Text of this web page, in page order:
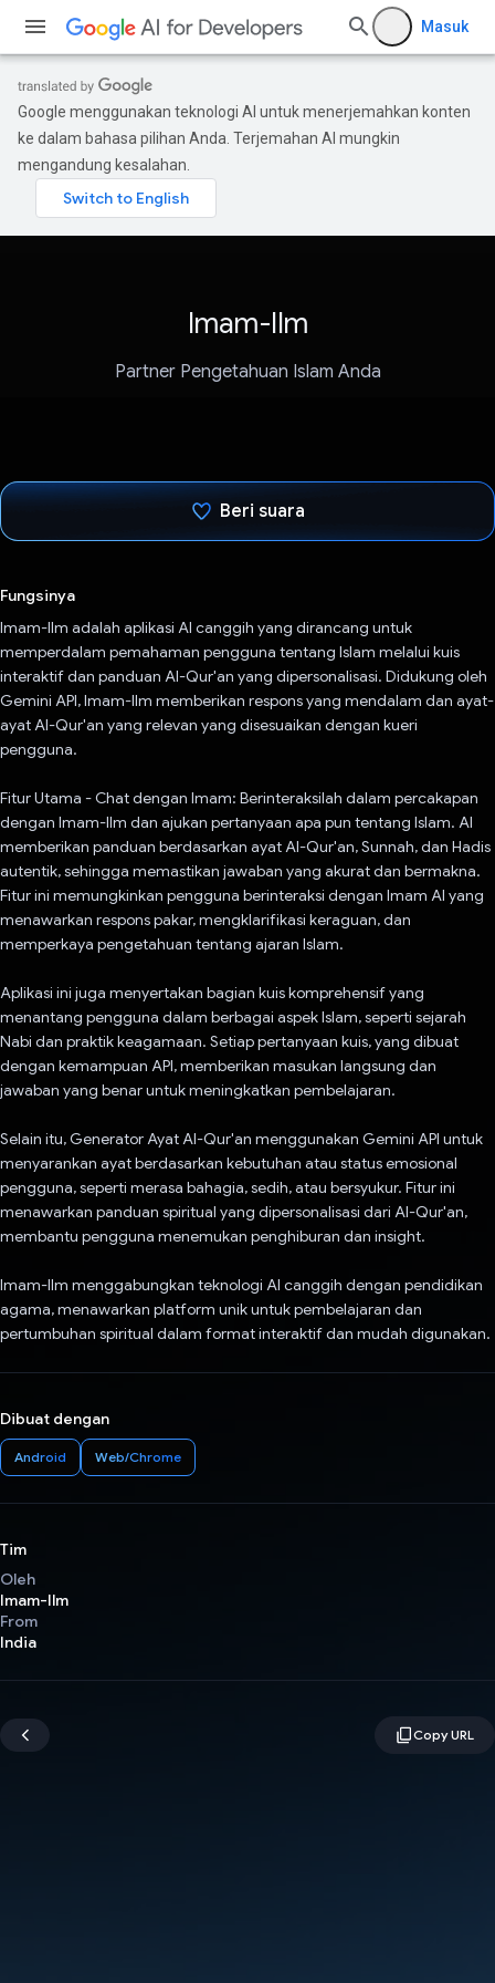
Masuk
Google menggunakan teknologi AI untuk menerjemahkan konten
ke dalam bahasa pilihan Anda. Terjemahan AI mungkin
mengandung kesalahan.
Imam-Ilm
Partner Pengetahuan Islam Anda
Beri suara
Fungsinya
Imam-Ilm adalah aplikasi AI canggih yang dirancang untuk
memperdalam pemahaman pengguna tentang Islam melalui kuis
interaktif dan panduan Al-Qur'an yang dipersonalisasi. Didukung oleh
Gemini API, Imam-Ilm memberikan respons yang mendalam dan ayat-
ayat Al-Qur'an yang relevan yang disesuaikan dengan kueri
pengguna.
Fitur Utama - Chat dengan Imam: Berinteraksilah dalam percakapan
dengan Imam-Ilm dan ajukan pertanyaan apa pun tentang Islam. AI
memberikan panduan berdasarkan ayat Al-Qur'an, Sunnah, dan Hadis
autentik, sehingga memastikan jawaban yang akurat dan bermakna.
Fitur ini memungkinkan pengguna berinteraksi dengan Imam AI yang
menawarkan respons pakar, mengklarifikasi keraguan, dan
memperkaya pengetahuan tentang ajaran Islam.
Aplikasi ini juga menyertakan bagian kuis komprehensif yang
menantang pengguna dalam berbagai aspek Islam, seperti sejarah
Nabi dan praktik keagamaan. Setiap pertanyaan kuis, yang dibuat
dengan kemampuan API, memberikan masukan langsung dan
jawaban yang benar untuk meningkatkan pembelajaran.
Selain itu, Generator Ayat Al-Qur'an menggunakan Gemini API untuk
menyarankan ayat berdasarkan kebutuhan atau status emosional
pengguna, seperti merasa bahagia, sedih, atau bersyukur. Fitur ini
menawarkan panduan spiritual yang dipersonalisasi dari Al-Qur'an,
membantu pengguna menemukan penghiburan dan insight.
Imam-Ilm menggabungkan teknologi AI canggih dengan pendidikan
agama, menawarkan platform unik untuk pembelajaran dan
pertumbuhan spiritual dalam format interaktif dan mudah digunakan.
Dibuat dengan
Android Web/Chrome
Tim
Oleh
Imam-Ilm
From
India